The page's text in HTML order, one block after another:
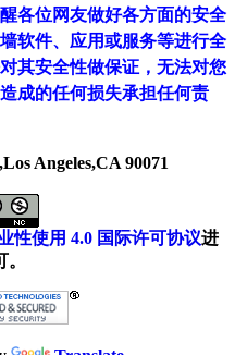
各位网友做好各方面的安全
软件、应用或服务等进行全
其安全性做保证，无法对您
成的任何损失承担任何责
Angeles,CA 90071
性使用 4.0 国际许可协议进